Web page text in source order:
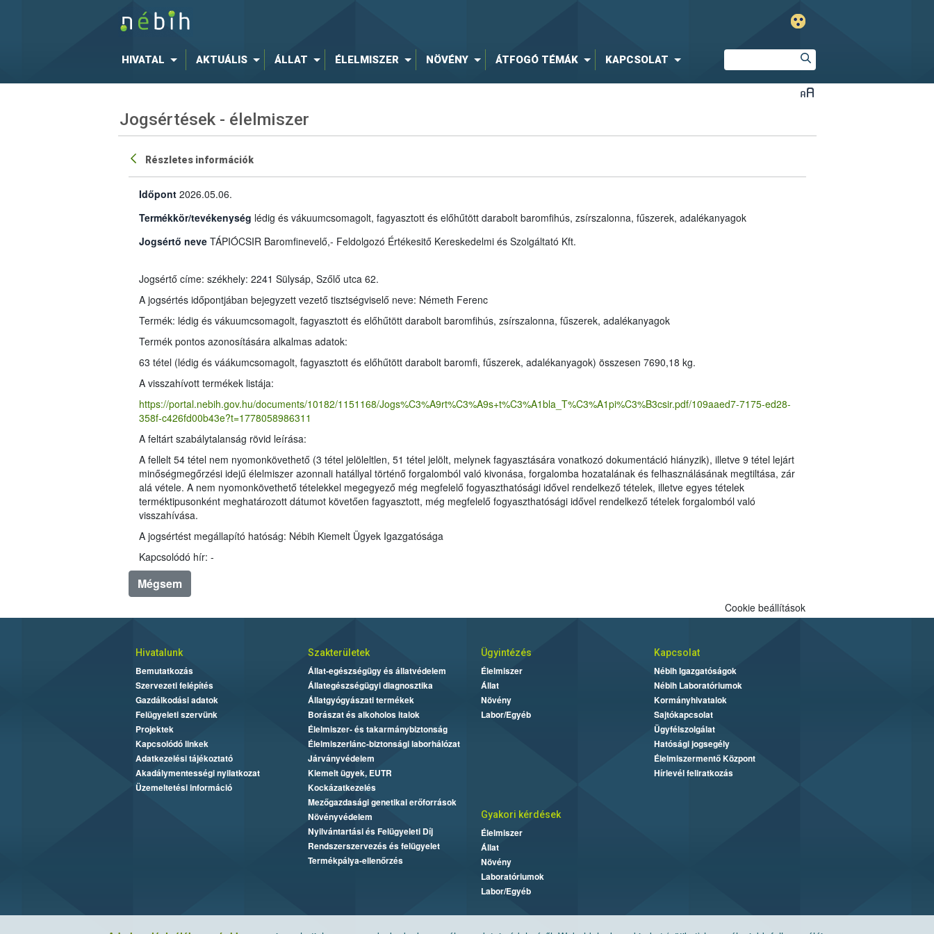
HIVATAL AKTUÁLIS ÁLLAT ÉLELMISZER NÖVÉNY ÁTFOGÓ TÉMÁK KAPCSOLAT
Jogsértések - élelmiszer
Részletes információk
Időpont 2026.05.06.
Termékkör/tevékenység lédig és vákuumcsomagolt, fagyasztott és előhűtött darabolt baromfihús, zsírszalonna, fűszerek, adalékanyagok
Jogsértő neve TÁPIÓCSIR Baromfinevelő,- Feldolgozó Értékesitő Kereskedelmi és Szolgáltató Kft.
Jogsértő címe: székhely: 2241 Sülysáp, Szőlő utca 62.
A jogsértés időpontjában bejegyzett vezető tisztségviselő neve: Németh Ferenc
Termék: lédig és vákuumcsomagolt, fagyasztott és előhűtött darabolt baromfihús, zsírszalonna, fűszerek, adalékanyagok
Termék pontos azonosítására alkalmas adatok:
63 tétel (lédig és váákumcsomagolt, fagyasztott és előhűtött darabolt baromfi, fűszerek, adalékanyagok) összesen 7690,18 kg.
A visszahívott termékek listája:
https://portal.nebih.gov.hu/documents/10182/1151168/Jogs%C3%A9rt%C3%A9s+t%C3%A1bla_T%C3%A1pi%C3%B3csir.pdf/109aaed7-7175-ed28-
358f-c426fd00b43e?t=1778058986311
A feltárt szabálytalanság rövid leírása:
A fellelt 54 tétel nem nyomonkövethető (3 tétel jelöleltlen, 51 tétel jelölt, melynek fagyasztására vonatkozó dokumentáció hiányzik), illetve 9 tétel lejárt
minőségmegőrzési idejű élelmiszer azonnali hatállyal történő forgalomból való kivonása, forgalomba hozatalának és felhasználásának megtiltása, zár
alá vétele. A nem nyomonkövethető tételekkel megegyező még megfelelő fogyaszthatósági idővel rendelkező tételek, illetve egyes tételek
terméktipusonként meghatározott dátumot követően fagyasztott, még megfelelő fogyaszthatósági idővel rendelkező tételek forgalomból való
visszahívása.
A jogsértést megállapító hatóság: Nébih Kiemelt Ügyek Igazgatósága
Kapcsolódó hír: -
Mégsem
Cookie beállítások
Hivatalunk
Bemutatkozás
Szervezeti felépítés
Gazdálkodási adatok
Felügyeleti szervünk
Projektek
Kapcsolódó linkek
Adatkezelési tájékoztató
Akadálymentességi nyilatkozat
Üzemeltetési információ
Szakterületek
Állat-egészségügy és állatvédelem
Állategészségügyi diagnosztika
Állatgyógyászati termékek
Borászat és alkoholos italok
Élelmiszer- és takarmánybiztonság
Élelmiszerlánc-biztonsági laborhálózat
Járványvédelem
Kiemelt ügyek, EUTR
Kockázatkezelés
Mezőgazdasági genetikai erőforrások
Növényvédelem
Nyilvántartási és Felügyeleti Díj
Rendszerszervezés és felügyelet
Termékpálya-ellenőrzés
Ügyintézés
Élelmiszer
Állat
Növény
Labor/Egyéb
Kapcsolat
Nébih Igazgatóságok
Nébih Laboratóriumok
Kormányhivatalok
Sajtókapcsolat
Ügyfélszolgálat
Hatósági jogsegély
Élelmiszermentő Központ
Hírlevél feliratkozás
Gyakori kérdések
Élelmiszer
Állat
Növény
Laboratóriumok
Labor/Egyéb